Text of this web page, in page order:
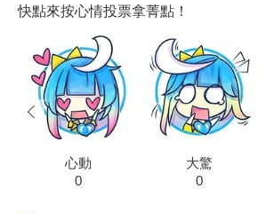
快點來按心情投票拿菁點！
心動
0
大驚
0
prev